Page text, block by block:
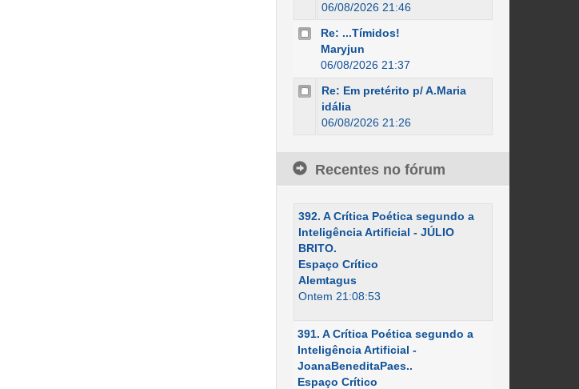
06/08/2026 21:46
Re: ...Tímidos!
Maryjun
06/08/2026 21:37
Re: Em pretérito p/ A.Maria
idália
06/08/2026 21:26
Recentes no fórum
392. A Crítica Poética segundo a
Inteligência Artificial - JÚLIO
BRITO.
Espaço Crítico
Alemtagus
Ontem 21:08:53
391. A Crítica Poética segundo a
Inteligência Artificial -
JoanaBeneditaPaes..
Espaço Crítico